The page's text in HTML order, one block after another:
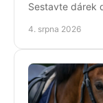
Sestavte dárek
4. srpna 2026